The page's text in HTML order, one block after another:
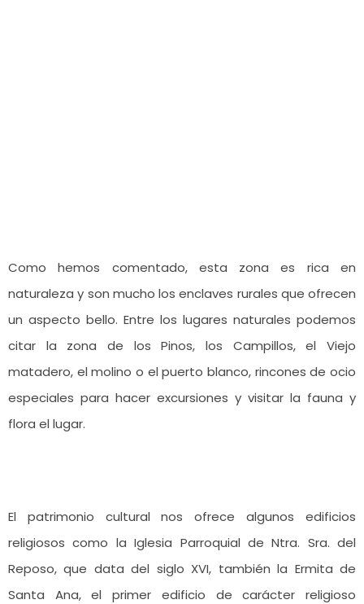
Como hemos comentado, esta zona es rica en
naturaleza y son mucho los enclaves rurales que ofrecen
un aspecto bello. Entre los lugares naturales podemos
citar la zona de los Pinos, los Campillos, el Viejo
matadero, el molino o el puerto blanco, rincones de ocio
especiales para hacer excursiones y visitar la fauna y
flora el lugar.
El patrimonio cultural nos ofrece algunos edificios
religiosos como la Iglesia Parroquial de Ntra. Sra. del
Reposo, que data del siglo XVI, también la Ermita de
Santa Ana, el primer edificio de carácter religioso